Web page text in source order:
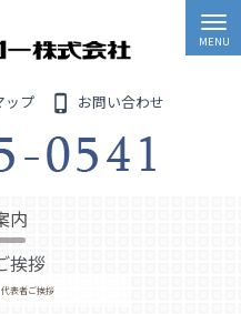
ップ お問い合わせ
内
挨拶
代表者ご挨拶